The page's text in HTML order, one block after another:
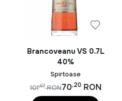
Brancoveanu VS 0.7L
40%
Spirtoase
70,20 RON
101,67 RON